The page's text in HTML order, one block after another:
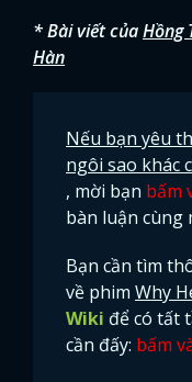
* Bài viết củaHồng
Hàn
Nếu bạn yêu
ngôi sao khác
, mời bạn bấm
bàn luận cùng
Bạn cần tìm
về phim Why
Wiki để có tất
cần đấy: bấm